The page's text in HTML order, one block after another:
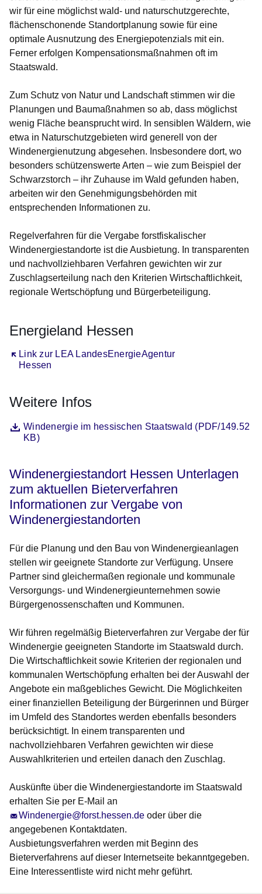
wir für eine möglichst wald- und naturschutzgerechte,
flächenschonende Standortplanung sowie für eine
optimale Ausnutzung des Energiepotenzials mit ein.
Ferner erfolgen Kompensationsmaßnahmen oft im
Staatswald.
Zum Schutz von Natur und Landschaft stimmen wir die
Planungen und Baumaßnahmen so ab, dass möglichst
wenig Fläche beansprucht wird. In sensiblen Wäldern, wie
etwa in Naturschutzgebieten wird generell von der
Windenergienutzung abgesehen. Insbesondere dort, wo
besonders schützenswerte Arten – wie zum Beispiel der
Schwarzstorch – ihr Zuhause im Wald gefunden haben,
arbeiten wir den Genehmigungsbehörden mit
entsprechenden Informationen zu.
Regelverfahren für die Vergabe forstfiskalischer
Windenergiestandorte ist die Ausbietung. In transparenten
und nachvollziehbaren Verfahren gewichten wir zur
Zuschlagserteilung nach den Kriterien Wirtschaftlichkeit,
regionale Wertschöpfung und Bürgerbeteiligung.
Energieland Hessen
Link zur LEA LandesEnergieAgentur
Hessen
Öffnet sich in einem neuen Fenster
Weitere Infos
DateiWindenergie im hessischen Staatswald (PDF/149.52
KB)
Öffnet sich in einem neuen Fenster
Windenergiestandort Hessen Unterlagen
zum aktuellen Bieterverfahren
Informationen zur Vergabe von
Windenergiestandorten
Für die Planung und den Bau von Windenergieanlagen
stellen wir geeignete Standorte zur Verfügung. Unsere
Partner sind gleichermaßen regionale und kommunale
Versorgungs- und Windenergieunternehmen sowie
Bürgergenossenschaften und Kommunen.
Wir führen regelmäßig Bieterverfahren zur Vergabe der für
Windenergie geeigneten Standorte im Staatswald durch.
Die Wirtschaftlichkeit sowie Kriterien der regionalen und
kommunalen Wertschöpfung erhalten bei der Auswahl der
Angebote ein maßgebliches Gewicht. Die Möglichkeiten
einer finanziellen Beteiligung der Bürgerinnen und Bürger
im Umfeld des Standortes werden ebenfalls besonders
berücksichtigt. In einem transparenten und
nachvollziehbaren Verfahren gewichten wir diese
Auswahlkriterien und erteilen danach den Zuschlag.
Auskünfte über die Windenergiestandorte im Staatswald
erhalten Sie per E-Mail an
Windenergie@forst.hessen.de oder über die
angegebenen Kontaktdaten.
Ausbietungsverfahren werden mit Beginn des
Bieterverfahrens auf dieser Internetseite bekanntgegeben.
Eine Interessentliste wird nicht mehr geführt.